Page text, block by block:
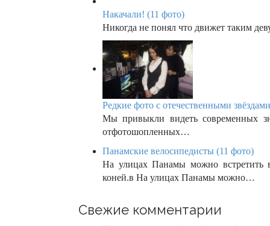
Накачали! (11 фото)
Никогда не понял что движет таким
Редкие фото с отечественными
Мы привыкли видеть современных
отфотошопленных…
Панамские велосипедисты (11 фото)
На улицах Панамы можно встретить
коней.в На улицах Панамы можно…
Свежие комментарии